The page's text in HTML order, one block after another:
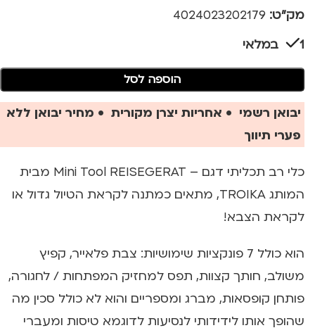
מק"ט: 4024023202179
1 במלאי
הוספה לסל
יבואן רשמי • אחריות יצרן מקורית • מחיר יבואן ללא
פערי תיווך
כלי רב תכליתי דגם – Mini Tool REISEGERAT מבית
המותג TROIKA, מתאים כמתנה לקראת הטיול גדול או
לקראת הצבא!
הוא כולל 7 פונקציות שימושיות:
צבת פלאייר, קפיץ
משולב, חותך קצוות, תפס למחזיק המפתחות / לחגורה,
פותחן קופסאות, מברג ומספריים והוא לא כולל סכין מה
שהופך אותו לידידותי לנסיעות לדוגמא טיסות ומעברי